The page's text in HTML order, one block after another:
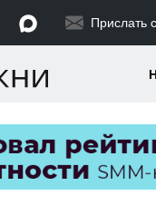
Прислать